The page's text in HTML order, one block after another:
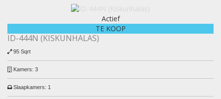
Actief
TE KOOP
ID-444N (KISKUNHALAS)
95 Sqrt
Kamers: 3
Slaapkamers: 1